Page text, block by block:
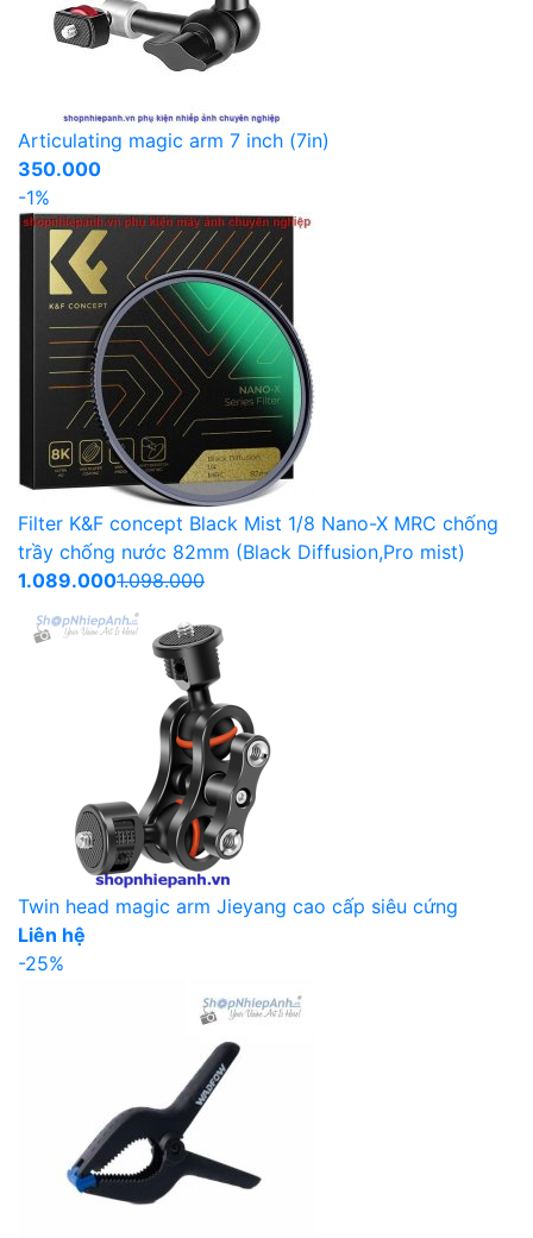
Articulating magic arm 7 inch (7in)
350.000
-1%
Filter K&F concept Black Mist 1/8 Nano-X MRC chống
trầy chống nước 82mm (Black Diffusion,Pro mist)
1.089.0001.098.000
Twin head magic arm Jieyang cao cấp siêu cứng
Liên hệ
-25%